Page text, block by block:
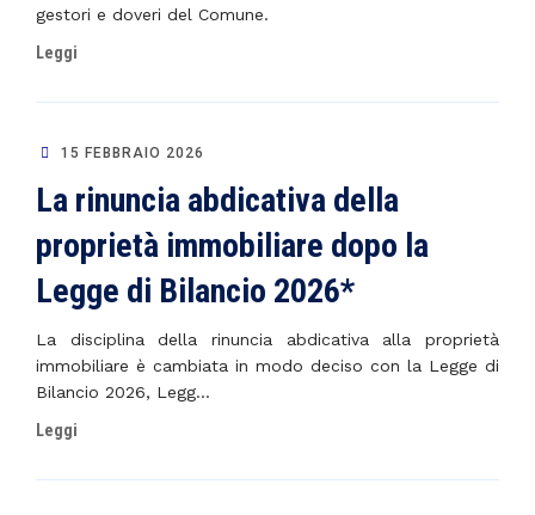
gestori e doveri del Comune.
Leggi
15 FEBBRAIO 2026
La rinuncia abdicativa della
proprietà immobiliare dopo la
Legge di Bilancio 2026*
La disciplina della rinuncia abdicativa alla proprietà
immobiliare è cambiata in modo deciso con la Legge di
Bilancio 2026, Legg...
Leggi